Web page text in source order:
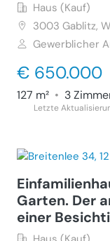
Haus (Kauf)
3003 Gablitz,
Gewerblicher
€ 650.000
127 m² • 3
Letzte
Garten. Der
einer